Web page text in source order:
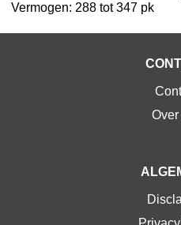
Vermogen: 288 tot 347 pk